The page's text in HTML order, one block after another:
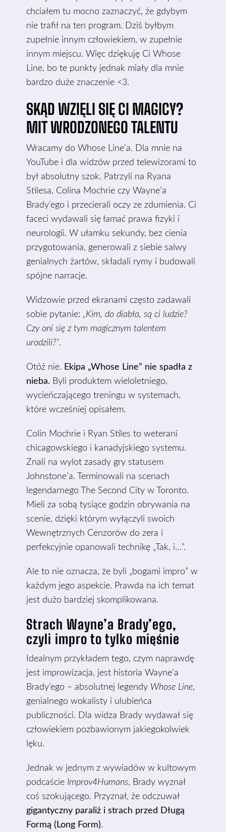
chciałem tu mocno zaznaczyć, że gdybym
nie trafił na ten program. Dziś byłbym
zupełnie innym człowiekiem, w zupełnie
innym miejscu. Więc dziękuję Ci Whose
Line, bo te punkty jednak miały dla mnie
bardzo duże znaczenie <3.
SKĄD WZIĘLI SIĘ CI MAGICY?
MIT WRODZONEGO TALENTU
Wracamy do Whose Line’a. Dla mnie na
YouTube i dla widzów przed telewizorami to
był absolutny szok. Patrzyli na Ryana
Stilesa, Colina Mochrie czy Wayne’a
Brady’ego i przecierali oczy ze zdumienia. Ci
faceci wydawali się łamać prawa fizyki i
neurologii. W ułamku sekundy, bez cienia
przygotowania, generowali z siebie salwy
genialnych żartów, składali rymy i budowali
spójne narracje.
Widzowie przed ekranami często zadawali
sobie pytanie: „Kim, do diabła, są ci ludzie?
Czy oni się z tym magicznym talentem
urodzili?”.
Otóż nie. Ekipa „Whose Line” nie spadła z
nieba. Byli produktem wieloletniego,
wycieńczającego treningu w systemach,
które wcześniej opisałem.
Colin Mochrie i Ryan Stiles to weterani
chicagowskiego i kanadyjskiego systemu.
Znali na wylot zasady gry statusem
Johnstone’a. Terminowali na scenach
legendarnego The Second City w Toronto.
Mieli za sobą tysiące godzin obrywania na
scenie, dzięki którym wyłączyli swoich
Wewnętrznych Cenzorów do zera i
perfekcyjnie opanowali technikę „Tak, i…”.
Ale to nie oznacza, że byli „bogami impro” w
każdym jego aspekcie. Prawda na ich temat
jest dużo bardziej skomplikowana.
Strach Wayne’a Brady’ego,
czyli impro to tylko mięśnie
Idealnym przykładem tego, czym naprawdę
jest improwizacja, jest historia Wayne’a
Brady’ego – absolutnej legendy Whose Line,
genialnego wokalisty i ulubieńca
publiczności. Dla widza Brady wydawał się
człowiekiem pozbawionym jakiegokolwiek
lęku.
Jednak w jednym z wywiadów w kultowym
podcaście Improv4Humans, Brady wyznał
coś szokującego. Przyznał, że odczuwał
gigantyczny paraliż i strach przed Długą
Formą (Long Form).